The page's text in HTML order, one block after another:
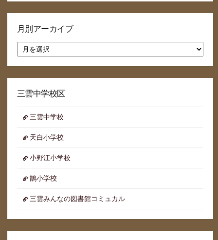
月別アーカイブ
別
ア
イ
三雲中学校区
三雲中学校
天白小学校
小野江小学校
鵲小学校
三雲みんなの図書館コミュカル